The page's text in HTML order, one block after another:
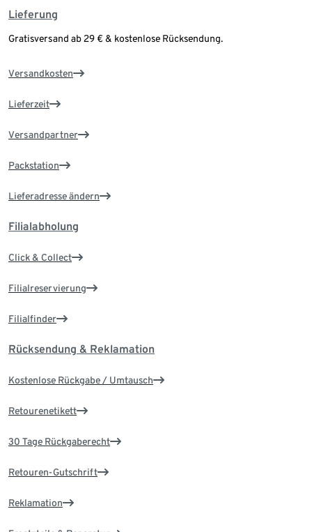
Lieferung
Gratisversand ab 29 € & kostenlose Rücksendung.
Versandkosten
Lieferzeit
Versandpartner
Packstation
Lieferadresse ändern
Filialabholung
Click & Collect
Filialreservierung
Filialfinder
Rücksendung & Reklamation
Kostenlose Rückgabe / Umtausch
Retourenetikett
30 Tage Rückgaberecht
Retouren-Gutschrift
Reklamation